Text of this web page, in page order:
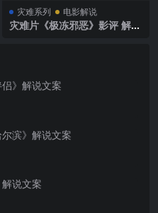
灾难系列 电影解说
灾难片《极冻邪恶》影评 解说
》解说文案
滨》解说文案
说文案